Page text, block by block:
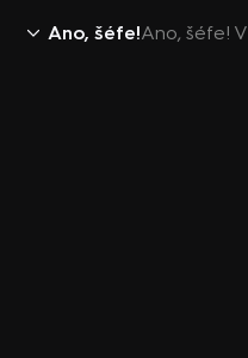
Ano, šéfe!Ano, šéfe!